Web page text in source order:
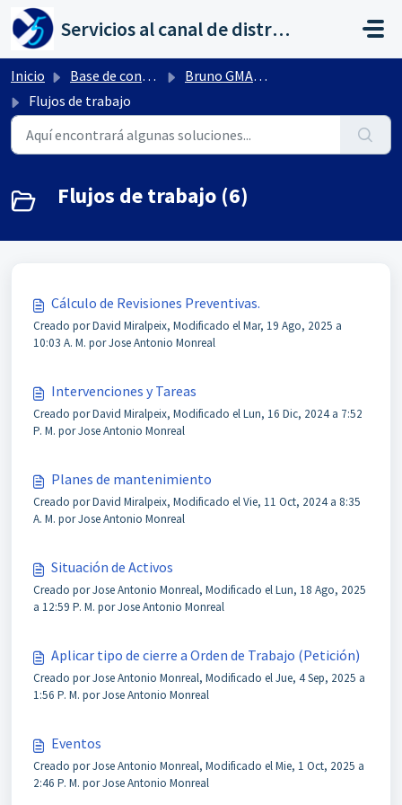
Saltar al contenido principal
Servicios al canal de distribución de AHORA
Inicio Base de conocimientos
Bruno GMAO by flexygo
Flujos de trabajo
Flujos de trabajo (6)
Cálculo de Revisiones Preventivas.
Creado por David Miralpeix, Modificado el Mar, 19 Ago, 2025 a
10:03 A. M. por Jose Antonio Monreal
Intervenciones y Tareas
Creado por David Miralpeix, Modificado el Lun, 16 Dic, 2024 a 7:52
P. M. por Jose Antonio Monreal
Planes de mantenimiento
Creado por David Miralpeix, Modificado el Vie, 11 Oct, 2024 a 8:35
A. M. por Jose Antonio Monreal
Situación de Activos
Creado por Jose Antonio Monreal, Modificado el Lun, 18 Ago, 2025
a 12:59 P. M. por Jose Antonio Monreal
Aplicar tipo de cierre a Orden de Trabajo (Petición)
Creado por Jose Antonio Monreal, Modificado el Jue, 4 Sep, 2025 a
1:56 P. M. por Jose Antonio Monreal
Eventos
Creado por Jose Antonio Monreal, Modificado el Mie, 1 Oct, 2025 a
2:46 P. M. por Jose Antonio Monreal